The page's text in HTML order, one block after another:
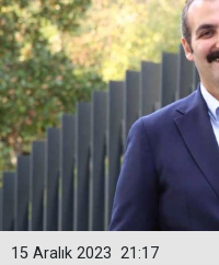
21:17
15 Aralık 2023